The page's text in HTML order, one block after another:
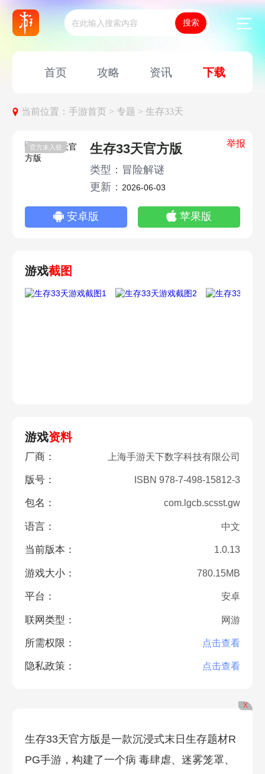
首页 攻略 资讯 下载
当前位置：手游首页 >专题 >生存33天
官方未入驻 举报
生存33天官方版
类型：冒险解谜
更新： 2026-06-03
安卓版 苹果版
游戏截图
游戏资料
厂商： 上海手游天下数字科技有限公司
版号： ISBN 978-7-498-15812-3
包名： com.lgcb.scsst.gw
语言： 中文
当前版本： 1.0.13
游戏大小： 780.15MB
平台： 安卓
联网类型： 网游
所需权限： 点击查看
隐私政策： 点击查看
X
生存33天官方版是一款沉浸式末日生存题材R
PG手游，构建了一个病 毒肆虐、迷雾笼罩、